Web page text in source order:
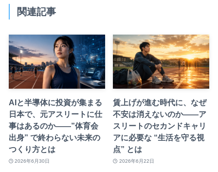
関連記事
AIと半導体に投資が集まる
日本で、元アスリートに仕
事はあるのか——”体育会
出身” で終わらない未来の
つくり方とは
2026年6月30日
賃上げが進む時代に、なぜ
不安は消えないのか——ア
スリートのセカンドキャリ
アに必要な “生活を守る視
点” とは
2026年6月22日